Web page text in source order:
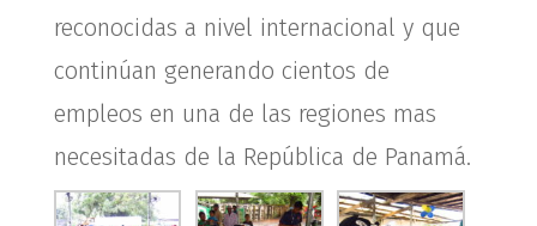
reconocidas a nivel internacional y que
continúan generando cientos de
empleos en una de las regiones mas
necesitadas de la República de Panamá.